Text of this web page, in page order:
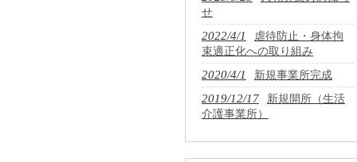
せ
2022/4/1
虐待防止・身体拘
束適正化への取り組み
2020/4/1 新規事業所完成
2019/12/17
新規開所（生活
介護事業所）